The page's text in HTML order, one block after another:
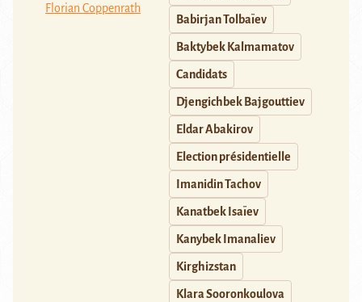
Florian Coppenrath
Babirjan Tolbaïev
Baktybek Kalmamatov
Candidats
Djengichbek Bajgouttiev
Eldar Abakirov
Election présidentielle
Imanidin Tachov
Kanatbek Isaïev
Kanybek Imanaliev
Kirghizstan
Klara Sooronkoulova